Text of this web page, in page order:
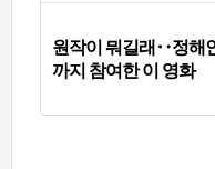
원작이 뭐길래‥정해
까지 참여한 이 영화